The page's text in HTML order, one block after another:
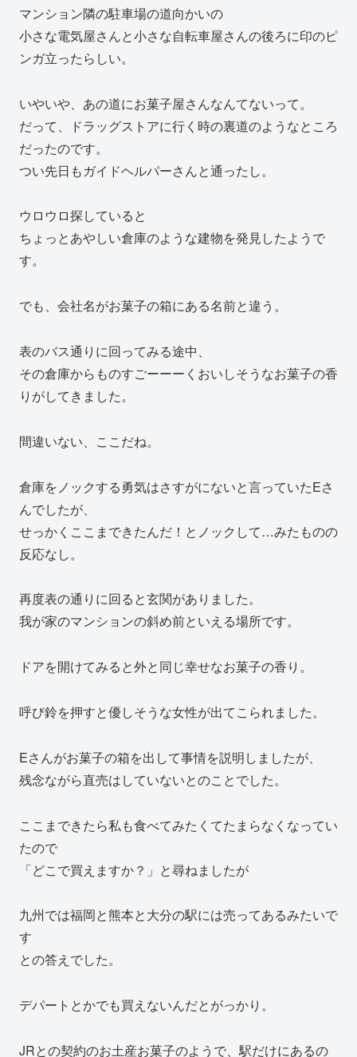
マンション隣の駐車場の道向かいの
小さな電気屋さんと小さな自転車屋さんの後ろに印のピ
ンガ立ったらしい。
いやいや、あの道にお菓子屋さんなんてないって。
だって、ドラッグストアに行く時の裏道のようなところ
だったのです。
つい先日もガイドヘルパーさんと通ったし。
ウロウロ探していると
ちょっとあやしい倉庫のような建物を発見したようで
す。
でも、会社名がお菓子の箱にある名前と違う。
表のバス通りに回ってみる途中、
その倉庫からものすごーーーくおいしそうなお菓子の香
りがしてきました。
間違いない、ここだね。
倉庫をノックする勇気はさすがにないと言っていたEさ
んでしたが、
せっかくここまできたんだ！とノックして…みたものの
反応なし。
再度表の通りに回ると玄関がありました。
我が家のマンションの斜め前といえる場所です。
ドアを開けてみると外と同じ幸せなお菓子の香り。
呼び鈴を押すと優しそうな女性が出てこられました。
Eさんがお菓子の箱を出して事情を説明しましたが、
残念ながら直売はしていないとのことでした。
ここまできたら私も食べてみたくてたまらなくなってい
たので
「どこで買えますか？」と尋ねましたが
九州では福岡と熊本と大分の駅には売ってあるみたいで
す
との答えでした。
デパートとかでも買えないんだとがっかり。
JRとの契約のお土産お菓子のようで、駅だけにあるの